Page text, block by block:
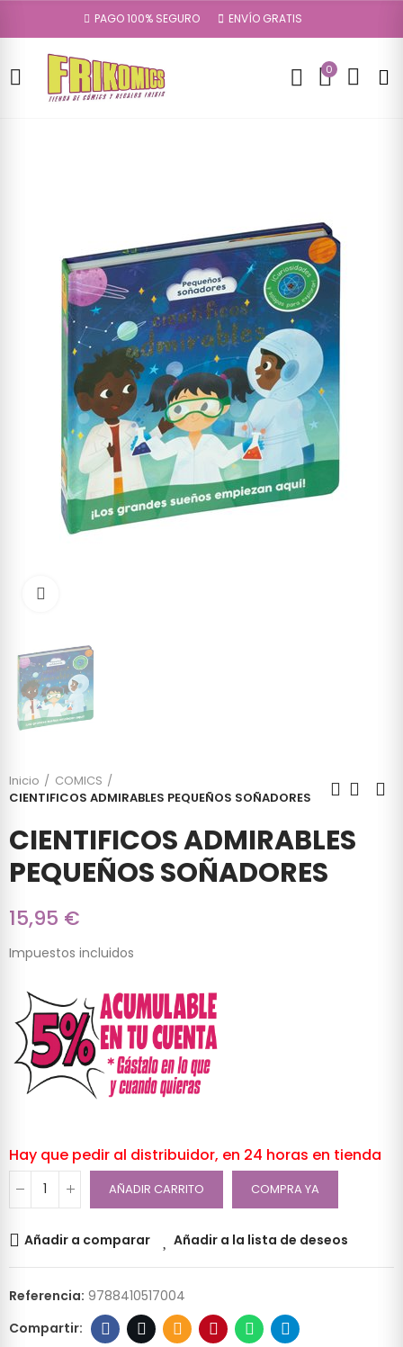
PAGO 100% SEGURO ENVÍO GRATIS
0
Inicio
COMICS
CIENTIFICOS ADMIRABLES PEQUEÑOS SOÑADORES
CIENTIFICOS ADMIRABLES
PEQUEÑOS SOÑADORES
15,95 €
Impuestos incluidos
Hay que pedir al distribuidor, en 24 horas en tienda
AÑADIR CARRITO COMPRA YA
Añadir a comparar Añadir a la lista de deseos
Referencia: 9788410517004